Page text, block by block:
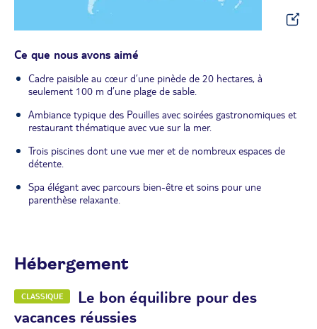
Ce que nous avons aimé
Cadre paisible au cœur d’une pinède de 20 hectares, à
seulement 100 m d’une plage de sable.
Ambiance typique des Pouilles avec soirées gastronomiques et
restaurant thématique avec vue sur la mer.
Trois piscines dont une vue mer et de nombreux espaces de
détente.
Spa élégant avec parcours bien-être et soins pour une
parenthèse relaxante.
Hébergement
CLASSIQUE
Le bon équilibre pour des
vacances réussies